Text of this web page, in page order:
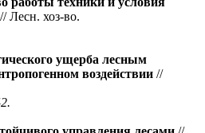
// Лесн. хоз-во.
ущерба лесным
воздействии //